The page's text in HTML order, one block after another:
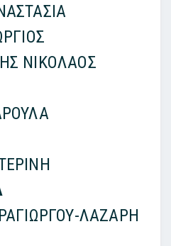
ΝΙΚΟΛΑΟΣ
ΛΑΖΑΡΗ